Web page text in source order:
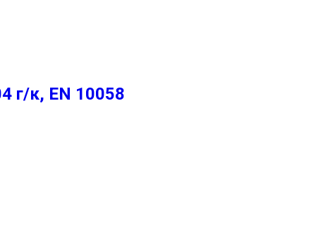
г/к, EN 10058